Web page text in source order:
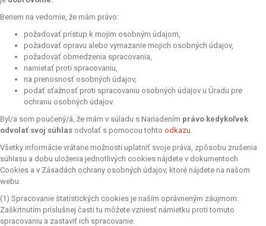
Beriem na vedomie, že mám právo:
požadovať prístup k mojim osobným údajom,
požadovať opravu alebo vymazanie mojich osobných údajov,
požadovať obmedzenia spracovania,
namietať proti spracovaniu,
na prenosnosť osobných údajov,
podať sťažnosť proti spracovaniu osobných údajov u Úradu pre
ochranu osobných údajov.
Byl/a som poučený/á, že mám v súladu s Nariadením právo kedykoľvek
odvolať svoj súhlas odvolať s pomocou tohto odkazu
Všetky informácie vrátane možnosti uplatniť svoje práva, zpôsobu zrušenia
súhlasu a dobu uloženia jednotlivých cookies nájdete v dokumentoch
Cookies a v Zásadách ochrany osobných údajov, ktoré nájdete na našom
webu.
(1) Spracovanie štatistických cookies je naším oprávneným záujmom.
Zaškrtnutím príslušnej časti tu môžete vzniesť námietku proti tomuto
spracovaniu a zastaviť ich spracovanie.